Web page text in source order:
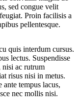
sed congue velit
Proin facilisis a
pellentesque.
quis interdum cursus.
lectus. Suspendisse
nisi ac rutrum
risus nisi in metus.
tempus lacus,
nec mollis nisi.